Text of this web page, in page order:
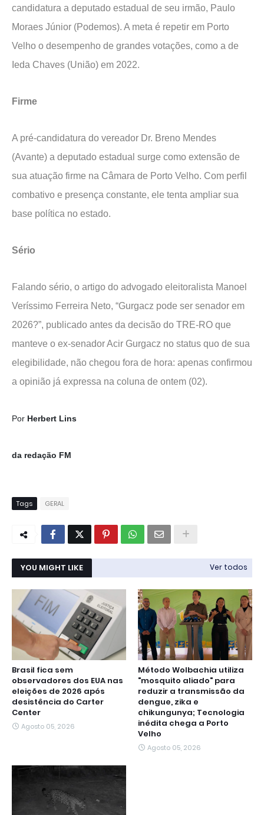
candidatura a deputado estadual de seu irmão, Paulo
Moraes Júnior (Podemos). A meta é repetir em Porto
Velho o desempenho de grandes votações, como a de
Ieda Chaves (União) em 2022.
Firme
A pré-candidatura do vereador Dr. Breno Mendes
(Avante) a deputado estadual surge como extensão de
sua atuação firme na Câmara de Porto Velho. Com perfil
combativo e presença constante, ele tenta ampliar sua
base política no estado.
Sério
Falando sério, o artigo do advogado eleitoralista Manoel
Veríssimo Ferreira Neto, “Gurgacz pode ser senador em
2026?”, publicado antes da decisão do TRE-RO que
manteve o ex-senador Acir Gurgacz no status quo de sua
elegibilidade, não chegou fora de hora: apenas confirmou
a opinião já expressa na coluna de ontem (02).
Por Herbert Lins
da redação FM
Tags GERAL
YOU MIGHT LIKE Ver todos
Brasil fica sem
observadores dos EUA nas
eleições de 2026 após
desistência do Carter
Center
Agosto 05, 2026
Método Wolbachia utiliza
"mosquito aliado" para
reduzir a transmissão da
dengue, zika e
chikungunya; Tecnologia
inédita chega a Porto
Velho
Agosto 05, 2026